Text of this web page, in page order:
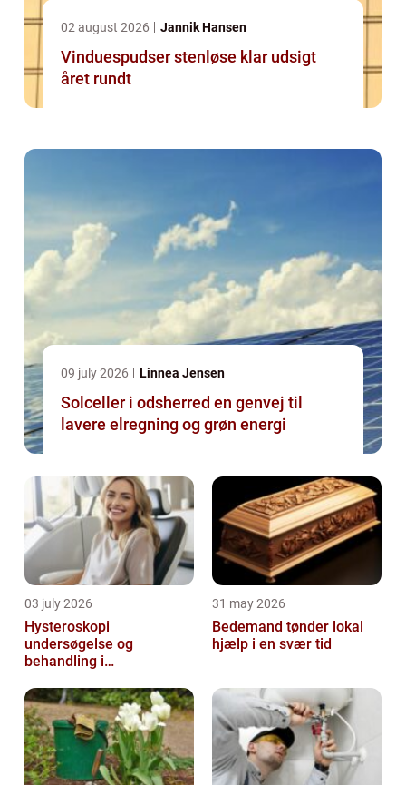
02 august 2026 Jannik Hansen
Vinduespudser stenløse klar udsigt
året rundt
09 july 2026 Linnea Jensen
Solceller i odsherred en genvej til
lavere elregning og grøn energi
03 july 2026
Hysteroskopi
undersøgelse og
behandling i
31 may 2026
Bedemand tønder lokal
hjælp i en svær tid